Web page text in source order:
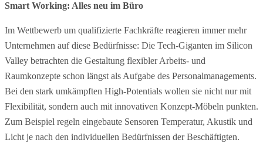
Smart Working: Alles neu im Büro
Im Wettbewerb um qualifizierte Fachkräfte reagieren immer mehr
Unternehmen auf diese Bedürfnisse: Die Tech-Giganten im Silicon
Valley betrachten die Gestaltung flexibler Arbeits- und
Raumkonzepte schon längst als Aufgabe des Personalmanagements.
Bei den stark umkämpften High-Potentials wollen sie nicht nur mit
Flexibilität, sondern auch mit innovativen Konzept-Möbeln punkten.
Zum Beispiel regeln eingebaute Sensoren Temperatur, Akustik und
Licht je nach den individuellen Bedürfnissen der Beschäftigten.